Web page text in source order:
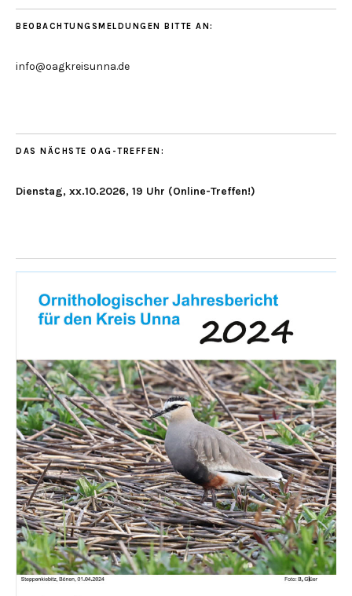
BEOBACHTUNGSMELDUNGEN BITTE AN:
info@oagkreisunna.de
DAS NÄCHSTE OAG-TREFFEN:
Dienstag, xx.10.2026, 19 Uhr (Online-Treffen!)